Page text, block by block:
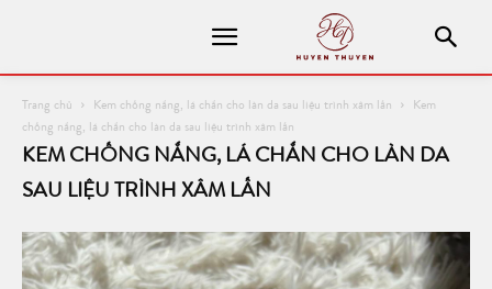
Trang chủ Kem chống nắng, lá chắn cho làn da sau liệu trình xâm lấn
Kem
chống nắng, lá chắn cho làn da sau liệu trình xâm lấn
KEM CHỐNG NẮNG, LÁ CHẮN CHO LÀN DA
SAU LIỆU TRÌNH XÂM LẤN